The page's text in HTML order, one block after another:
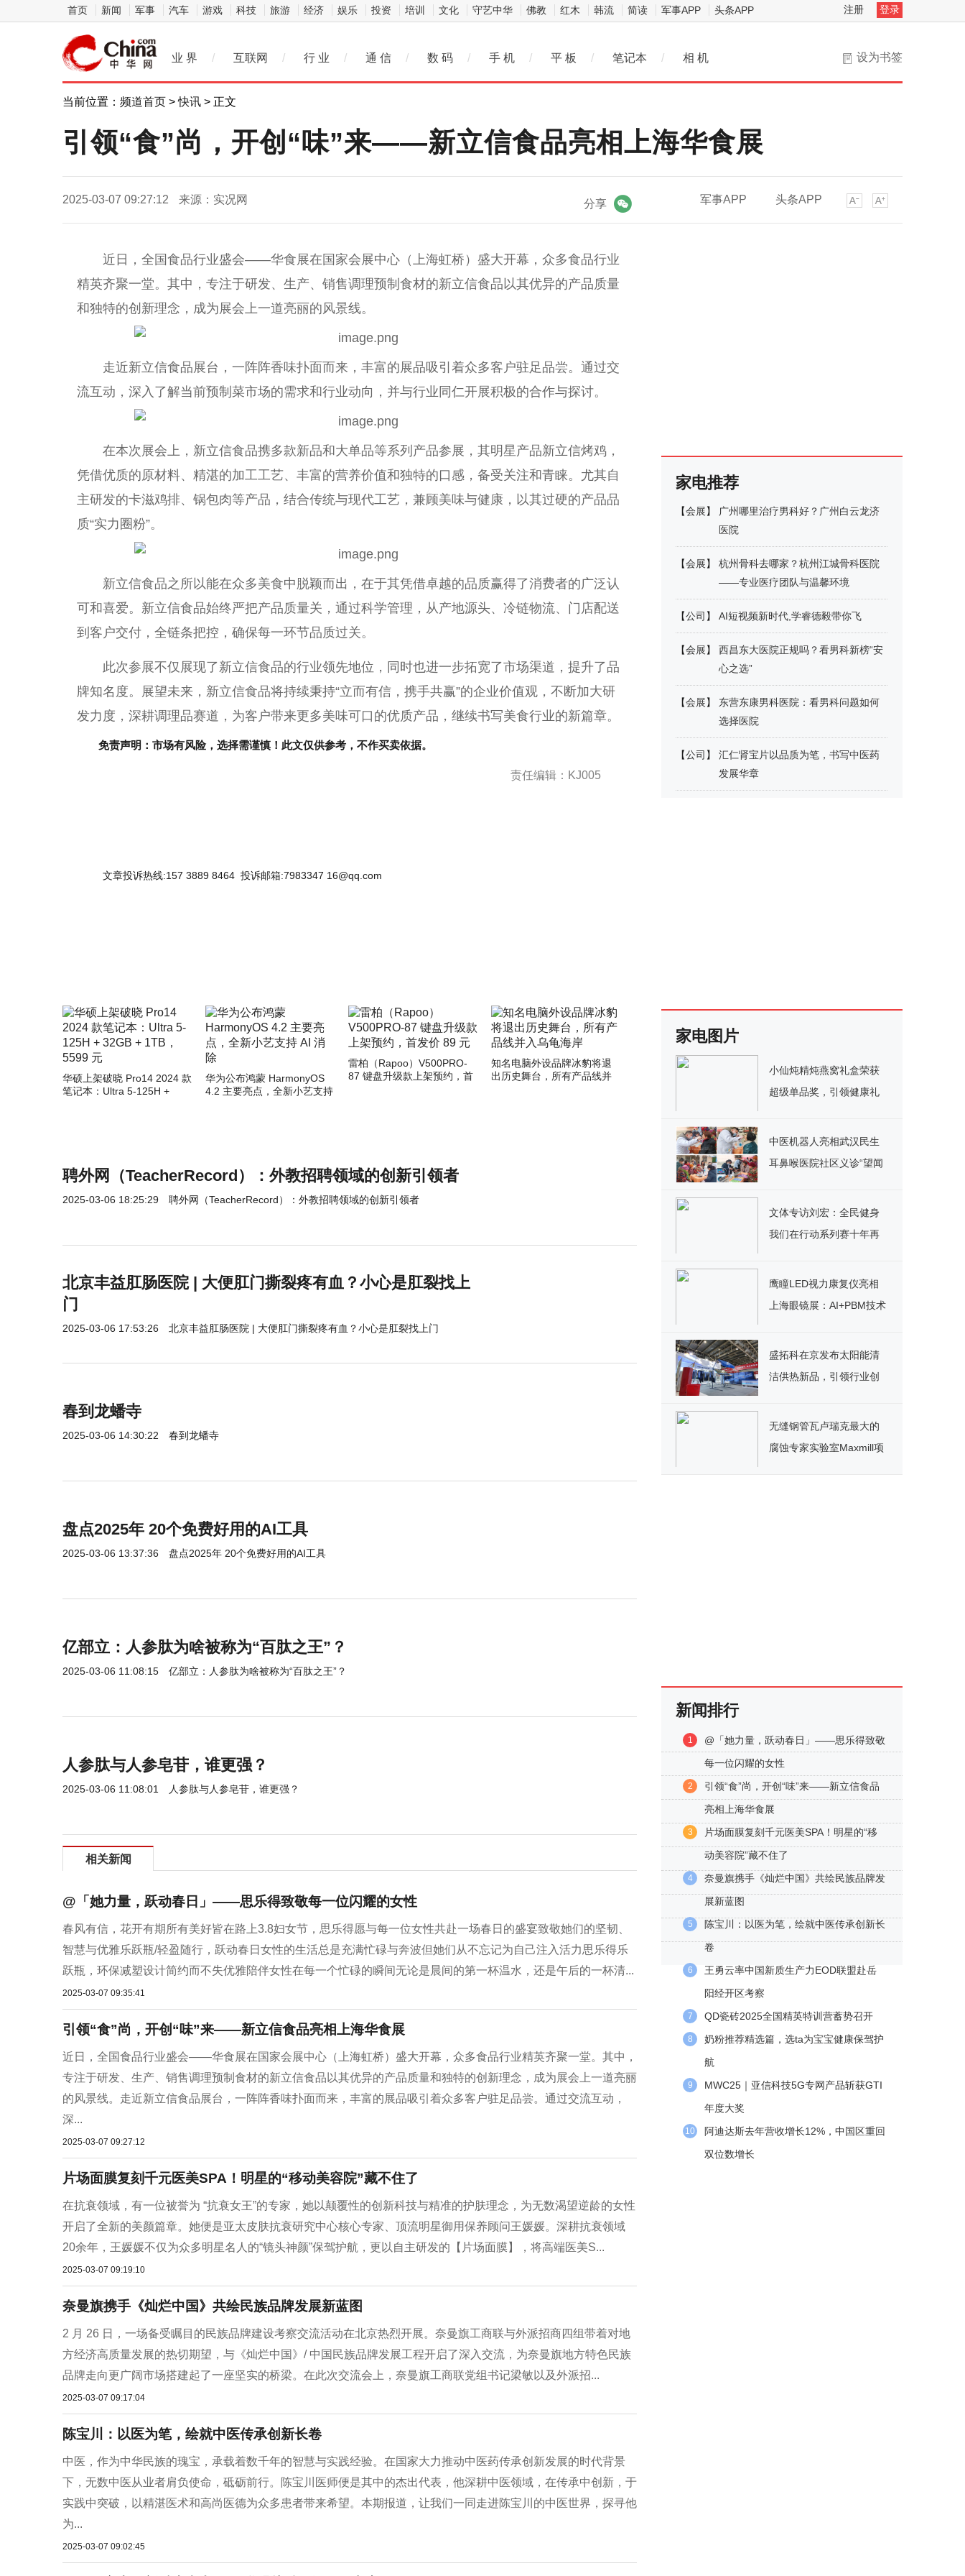
首页 新闻 军事 汽车 游戏 科技 旅游 经济 娱乐 投资 培训 文化 守艺中华 佛教 红木 韩流 简读 军事APP 头条APP 注册 登录
设为书签
业 界 / 互联网 / 行 业 / 通 信 / 数 码 / 手 机 / 平 板 / 笔记本 / 相 机
当前位置： 频道首页 >快讯 > 正文
引领“食”尚，开创“味”来——新立信食品亮相上海华食展
2025-03-07 09:27:12 来源：实况网 军事APP 头条APP
分享
近 日，全国食品行业盛会——华食展在国家会展中心（上海虹桥）盛大开幕，众多食品行业
精英齐聚一堂。其中，专注于研发、生产、销售调理预制食材的新立信食品以其优异的产品质量
和独特的创新理念，成为展会上一道亮丽的风景线。
走近新立信食品展台 ，一阵阵香味扑面而来，丰富的展品吸引着众多客户驻足品尝。通过交
流互动，深入了解当前预制菜市场的需求和行业动向，并与行业同仁开展积极的合作与探讨。
在本次展会上，新立信食品携多款新品和大单品等系列产品参展，其明星产品新立信烤鸡，
凭借优质的原材料、精湛的加工工艺、丰富的营养价值和独特的口感，备受关注和青睐。尤其自
主研发的卡滋鸡排、锅包肉等产品，结合传统与现代工艺，兼顾美味与健康，以其过硬的产品品
质“实力圈粉”。
新立信食品之所以能在众多美食中脱颖而出，在于其凭借卓越的品质赢得了消费者的广泛认
可和喜爱。新立信食品始终严把产品质量关，通过科学管理，从产地源头、冷链物流、门店配送
到客户交付，全链条把控，确保每一环节品质过关。
此次参展不仅展现了新立信食品的行业领先地位，同时也进一步拓宽了市场渠道，提升了品
牌知名度。展望未来，新立信食品将持续秉持“立而有信，携手共赢”的企业价值观，不断加大研
发力度，深耕调理品赛道，为客户带来更多美味可口的优质产品，继续书写美食行业的新篇章。
免责声明：市场有风险，选择需谨慎！此文仅供参考，不作买卖依据。
责任编辑：KJ005
文章投诉热线:157 3889 8464 投诉邮箱:7983347 16@qq.com
华硕上架破晓 Pro14 2024 款
笔记本：Ultra 5-125H +
华为公布鸿蒙 HarmonyOS
4.2 主要亮点，全新小艺支持
雷柏（Rapoo）V500PRO-
87 键盘升级款上架预约，首
知名电脑外设品牌冰豹将退
出历史舞台，所有产品线并
聘外网（TeacherRecord）：外教招聘领域的创新引领者
2025-03-06 18:25:29 聘外网（TeacherRecord）：外教招聘领域的创新引领者
北京丰益肛肠医院 | 大便肛门撕裂疼有血？小心是肛裂找上
门
2025-03-06 17:53:26 北京丰益肛肠医院 | 大便肛门撕裂疼有血？小心是肛裂找上门
春到龙蟠寺
2025-03-06 14:30:22 春到龙蟠寺
盘点2025年 20个免费好用的AI工具
2025-03-06 13:37:36 盘点2025年 20个免费好用的AI工具
亿部立：人参肽为啥被称为“百肽之王”？
2025-03-06 11:08:15 亿部立：人参肽为啥被称为“百肽之王”？
人参肽与人参皂苷，谁更强？
2025-03-06 11:08:01 人参肽与人参皂苷，谁更强？
相关新闻
@「她力量，跃动春日」——思乐得致敬每一位闪耀的女性
春风有信，花开有期所有美好皆在路上3.8妇女节，思乐得愿与每一位女性共赴一场春日的盛宴致敬她们的坚韧、
智慧与优雅乐跃瓶/轻盈随行，跃动春日女性的生活总是充满忙碌与奔波但她们从不忘记为自己注入活力思乐得乐
跃瓶，环保减塑设计简约而不失优雅陪伴女性在每一个忙碌的瞬间无论是晨间的第一杯温水，还是午后的一杯清...
2025-03-07 09:35:41
引领“食”尚，开创“味”来——新立信食品亮相上海华食展
近日，全国食品行业盛会——华食展在国家会展中心（上海虹桥）盛大开幕，众多食品行业精英齐聚一堂。其中，
专注于研发、生产、销售调理预制食材的新立信食品以其优异的产品质量和独特的创新理念，成为展会上一道亮丽
的风景线。走近新立信食品展台，一阵阵香味扑面而来，丰富的展品吸引着众多客户驻足品尝。通过交流互动，
深...
2025-03-07 09:27:12
片场面膜复刻千元医美SPA！明星的“移动美容院”藏不住了
在抗衰领域，有一位被誉为 “抗衰女王”的专家，她以颠覆性的创新科技与精准的护肤理念，为无数渴望逆龄的女性
开启了全新的美颜篇章。她便是亚太皮肤抗衰研究中心核心专家、顶流明星御用保养顾问王媛媛。深耕抗衰领域
20余年，王媛媛不仅为众多明星名人的“镜头神颜”保驾护航，更以自主研发的【片场面膜】，将高端医美S...
2025-03-07 09:19:10
奈曼旗携手《灿烂中国》共绘民族品牌发展新蓝图
2 月 26 日，一场备受瞩目的民族品牌建设考察交流活动在北京热烈开展。奈曼旗工商联与外派招商四组带着对地
方经济高质量发展的热切期望，与《灿烂中国》/ 中国民族品牌发展工程开启了深入交流，为奈曼旗地方特色民族
品牌走向更广阔市场搭建起了一座坚实的桥梁。在此次交流会上，奈曼旗工商联党组书记梁敏以及外派招...
2025-03-07 09:17:04
陈宝川：以医为笔，绘就中医传承创新长卷
中医，作为中华民族的瑰宝，承载着数千年的智慧与实践经验。在国家大力推动中医药传承创新发展的时代背景
下，无数中医从业者肩负使命，砥砺前行。陈宝川医师便是其中的杰出代表，他深耕中医领域，在传承中创新，于
实践中突破，以精湛医术和高尚医德为众多患者带来希望。本期报道，让我们一同走进陈宝川的中医世界，探寻他
为...
2025-03-07 09:02:45
家电推荐
【会展】
广州哪里治疗男科好？广州白云龙济
医院
【会展】
杭州骨科去哪家？杭州江城骨科医院
——专业医疗团队与温馨环境
【公司 】 AI短视频新时代,学睿德毅带你飞
【会展】
西昌东大医院正规吗？看男科新榜“安
心之选”
【会展】
东营东康男科医院：‌看男科问题如何
选择医院‌
【公司 】
汇仁肾宝片以品质为笔，书写中医药
发展华章
家电图片
小仙炖精炖燕窝礼盒荣获
超级单品奖，引领健康礼
中医机器人亮相武汉民生
耳鼻喉医院社区义诊“望闻
文体专访刘宏：全民健身
我们在行动系列赛十年再
鹰瞳LED视力康复仪亮相
上海眼镜展：AI+PBM技术
盛拓科在京发布太阳能清
洁供热新品，引领行业创
无缝钢管瓦卢瑞克最大的
腐蚀专家实验室Maxmill项
新闻排行
1
@「她力量，跃动春日」——思乐得致敬
每一位闪耀的女性
2
引领“食”尚，开创“味”来——新立信食品
亮相上海华食展
3
片场面膜复刻千元医美SPA！明星的“移
动美容院”藏不住了
4
奈曼旗携手《灿烂中国》共绘民族品牌发
展新蓝图
5
陈宝川：以医为笔，绘就中医传承创新长
卷
6
王勇云率中国新质生产力EOD联盟赴岳
阳经开区考察
7 QD瓷砖2025全国精英特训营蓄势召开
8
奶粉推荐精选篇，选ta为宝宝健康保驾护
航
9
MWC25｜亚信科技5G专网产品斩获GTI
年度大奖
10
阿迪达斯去年营收增长12%，中国区重回
双位数增长